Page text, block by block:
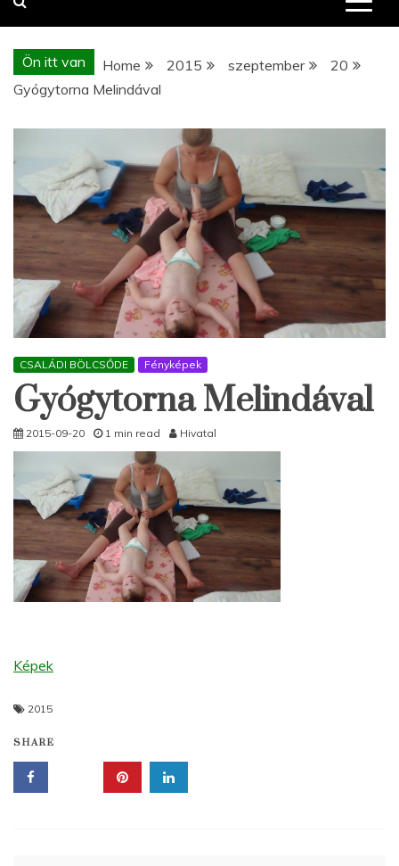
Ön itt van Home 2015 szeptember
20
Gyógytorna Melindával
CSALÁDI BÖLCSŐDE Fényképek
Gyógytorna Melindával
2015-09-20 1 min read Hivatal
Képek
2015
SHARE